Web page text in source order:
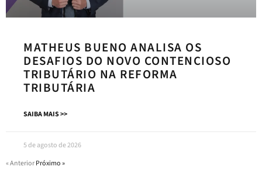
MATHEUS BUENO ANALISA OS
DESAFIOS DO NOVO CONTENCIOSO
TRIBUTÁRIO NA REFORMA
TRIBUTÁRIA
SAIBA MAIS >>
5 de agosto de 2026
« AnteriorPróximo »